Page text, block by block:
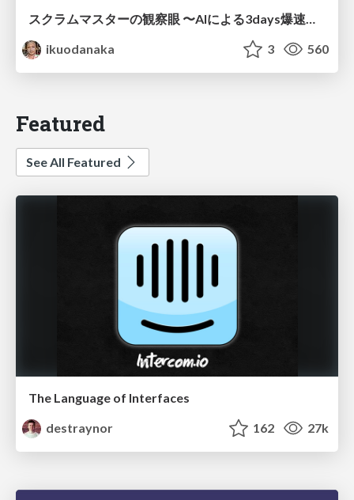
ikuodanaka
3 560
Featured
See All Featured
The Language of Interfaces
destraynor
162 27k